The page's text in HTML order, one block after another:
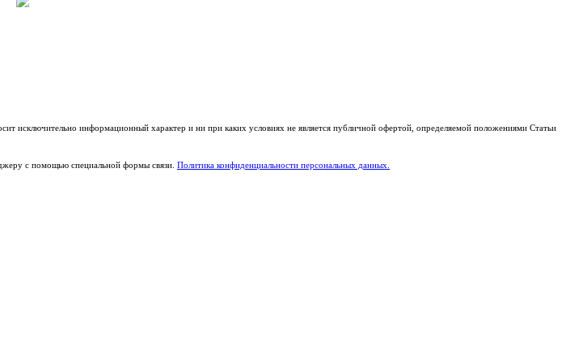
исключительно информационный характер и ни при каких условиях не является публичной офертой, определяемой положениями Статьи
с помощью специальной формы связи. Политика конфиденциальности персональных данных.